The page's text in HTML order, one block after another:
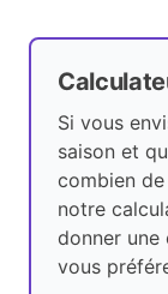
Si vous
saison et
combien
notre
donner
vous